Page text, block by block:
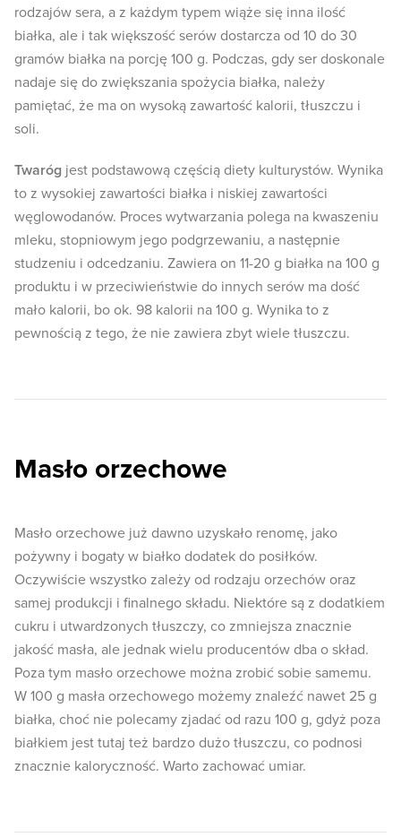
rodzajów sera, a z każdym typem wiąże się inna ilość
białka, ale i tak większość serów dostarcza od 10 do 30
gramów białka na porcję 100 g. Podczas, gdy ser doskonale
nadaje się do zwiększania spożycia białka, należy
pamiętać, że ma on wysoką zawartość kalorii, tłuszczu i
soli.
Twaróg jest podstawową częścią diety kulturystów. Wynika
to z wysokiej zawartości białka i niskiej zawartości
węglowodanów. Proces wytwarzania polega na kwaszeniu
mleku, stopniowym jego podgrzewaniu, a następnie
studzeniu i odcedzaniu. Zawiera on 11-20 g białka na 100 g
produktu i w przeciwieństwie do innych serów ma dość
mało kalorii, bo ok. 98 kalorii na 100 g. Wynika to z
pewnością z tego, że nie zawiera zbyt wiele tłuszczu.
Masło orzechowe
Masło orzechowe już dawno uzyskało renomę, jako
pożywny i bogaty w białko dodatek do posiłków.
Oczywiście wszystko zależy od rodzaju orzechów oraz
samej produkcji i finalnego składu. Niektóre są z dodatkiem
cukru i utwardzonych tłuszczy, co zmniejsza znacznie
jakość masła, ale jednak wielu producentów dba o skład.
Poza tym masło orzechowe można zrobić sobie samemu.
W 100 g masła orzechowego możemy znaleźć nawet 25 g
białka, choć nie polecamy zjadać od razu 100 g, gdyż poza
białkiem jest tutaj też bardzo dużo tłuszczu, co podnosi
znacznie kaloryczność. Warto zachować umiar.